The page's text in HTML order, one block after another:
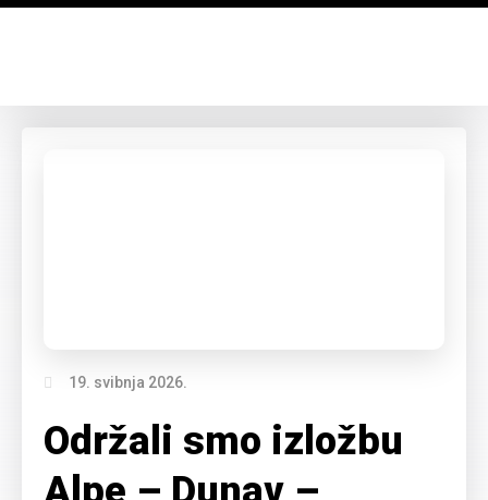
19. svibnja 2026.
Održali smo izložbu